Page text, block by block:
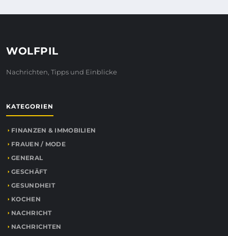
WOLFPIL
Nachrichten, Tipps und Einblicke
KATEGORIEN
FINANZEN & IMMOBILIEN
FRAUEN / MODE
GENERAL
GESCHÄFT
GESUNDHEIT
KOCHEN
NACHRICHT
NACHRICHTEN